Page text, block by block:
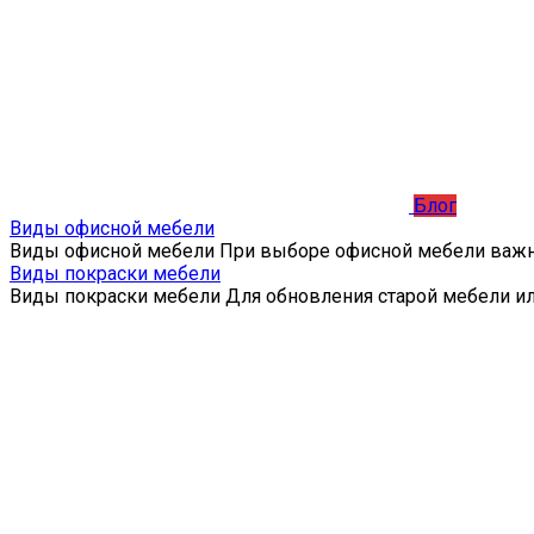
Блог
Виды офисной мебели
Виды офисной мебели При выборе офисной мебели
Виды покраски мебели
Виды покраски мебели Для обновления старой мебели